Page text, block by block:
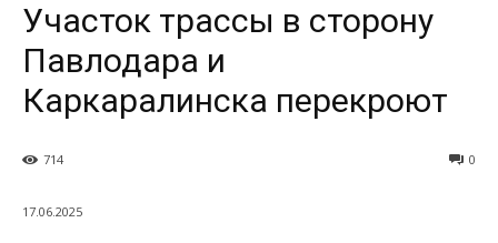
Участок трассы в сторону
Павлодара и
Каркаралинска перекроют
0
714
17.06.2025